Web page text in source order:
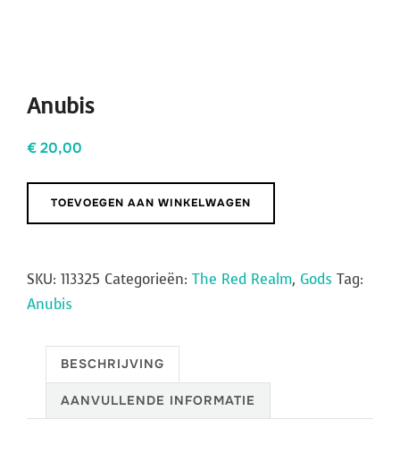
Anubis
€20,00
aantal
TOEVOEGEN AAN WINKELWAGEN
SKU: 113325 Categorieën: The Red Realm, Gods Tag:
Anubis
BESCHRIJVING
AANVULLENDE INFORMATIE